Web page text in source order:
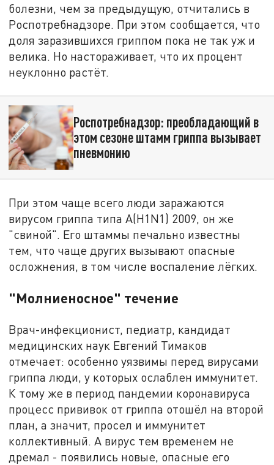
болезни, чем за предыдущую, отчитались в
Роспотребнадзоре. При этом сообщается, что
доля заразившихся гриппом пока не так уж и
велика. Но настораживает, что их процент
неуклонно растёт.
Роспотребнадзор: преобладающий в
этом сезоне штамм гриппа вызывает
пневмонию
При этом чаще всего люди заражаются
вирусом гриппа типа А(H1N1) 2009, он же
"свиной". Его штаммы печально известны
тем, что чаще других вызывают опасные
осложнения, в том числе воспаление лёгких.
"Молниеносное" течение
Врач-инфекционист, педиатр, кандидат
медицинских наук Евгений Тимаков
отмечает: особенно уязвимы перед вирусами
гриппа люди, у которых ослаблен иммунитет.
К тому же в период пандемии коронавируса
процесс прививок от гриппа отошёл на второй
план, а значит, просел и иммунитет
коллективный. А вирус тем временем не
дремал - появились новые, опасные его